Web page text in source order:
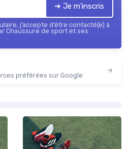
➔ Je m'inscris
j’accepte d’être contacté(e) à
Chaussure de sport et ses
préférées sur Google